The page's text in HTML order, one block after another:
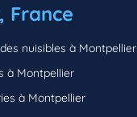
France
nuisibles à Montpellier
à Montpellier
à Montpellier